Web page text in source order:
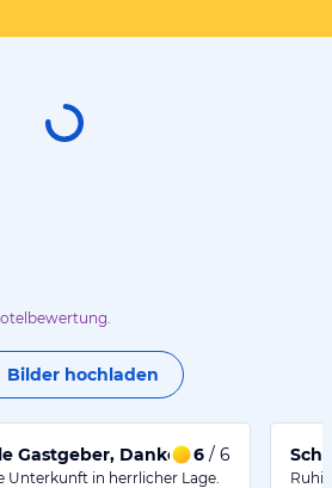
Bilder hochladen
Gastgeber, Danke schön.
6 / 6
Unterkunft in herrlicher Lage.